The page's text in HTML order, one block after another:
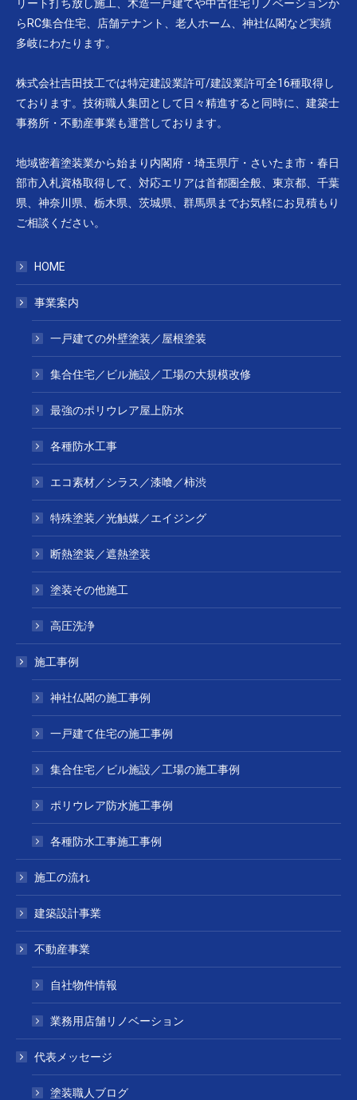
リート打ち放し施工、木造一戸建てや中古住宅リノベーションか
らRC集合住宅、店舗テナント、老人ホーム、神社仏閣など実績
多岐にわたります。
株式会社吉田技工では特定建設業許可/建設業許可全16種取得し
ております。技術職人集団として日々精進すると同時に、建築士
事務所・不動産事業も運営しております。
地域密着塗装業から始まり内閣府・埼玉県庁・さいたま市・春日
部市入札資格取得して、対応エリアは首都圏全般、東京都、千葉
県、神奈川県、栃木県、茨城県、群馬県までお気軽にお見積もり
ご相談ください。
HOME
事業案内
一戸建ての外壁塗装／屋根塗装
集合住宅／ビル施設／工場の大規模改修
最強のポリウレア屋上防水
各種防水工事
エコ素材／シラス／漆喰／柿渋
特殊塗装／光触媒／エイジング
断熱塗装／遮熱塗装
塗装その他施工
高圧洗浄
施工事例
神社仏閣の施工事例
一戸建て住宅の施工事例
集合住宅／ビル施設／工場の施工事例
ポリウレア防水施工事例
各種防水工事施工事例
施工の流れ
建築設計事業
不動産事業
自社物件情報
業務用店舗リノベーション
代表メッセージ
塗装職人ブログ